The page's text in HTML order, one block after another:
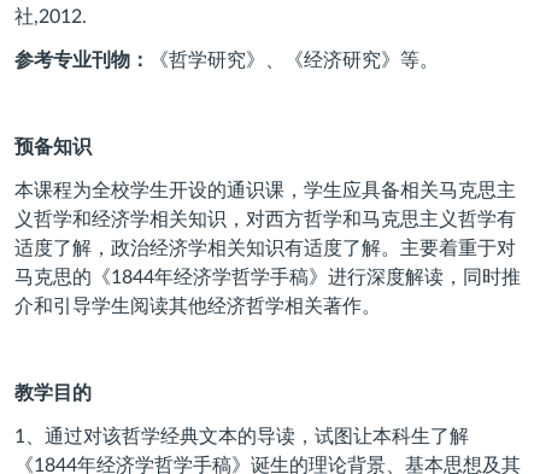
社,2012.
参考专业刊物： 《哲学研究》、《经济研究》等。
预备知识
本课程为全校学生开设的通识课，学生应具备相关马克思主
义哲学和经济学相关知识，对西方哲学和马克思主义哲学有
适度了解，政治经济学相关知识有适度了解。主要着重于对
马克思的《1844年经济学哲学手稿》进行深度解读，同时推
介和引导学生阅读其他经济哲学相关著作。
教学目的
1、通过对该哲学经典文本的导读，试图让本科生了解
《1844年经济学哲学手稿》诞生的理论背景、基本思想及其